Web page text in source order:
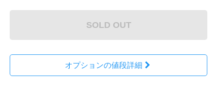
SOLD OUT
オプションの値段詳細